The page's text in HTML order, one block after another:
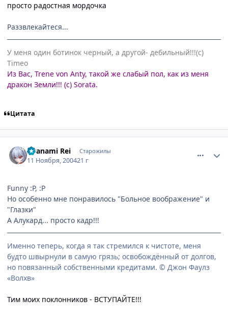
просто радостная мордочка
Раззвлекайтеся...
У меня один ботинок черный, а другой- дебильный!!!(с)
Timeo
Из Вас, Trene von Anty, такой же слабый пол, как из меня
дракон Земли!!! (с) Sorata.
Цитата
Ayanami Rei Старожилы
11 Ноября, 200421 г
Funny :P, :P
Но особенно мне понравилось "Больное воображение" и
"Глазки"
А Алукард... просто кадр!!!
Именно теперь, когда я так стремился к чистоте, меня
будто швырнули в самую грязь; освобождённый от долгов,
но повязанный собственными кредитами. © Джон Фаулз
«Волхв»
Тим моих поклонников - ВСТУПАЙТЕ!!!